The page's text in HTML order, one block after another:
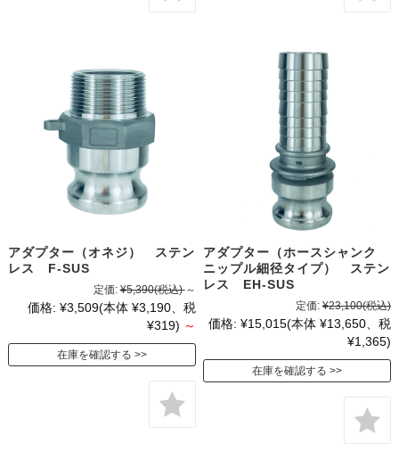
アダプター（オネジ） ステン
レス F-SUS
定価: ¥5,390(税込) ～
価格: ¥3,509(本体 ¥3,190、税
¥319) ～
在庫を確認する
アダプター（ホースシャンク
ニップル細径タイプ） ステン
レス EH-SUS
定価: ¥23,100(税込)
価格: ¥15,015(本体 ¥13,650、税
¥1,365)
在庫を確認する